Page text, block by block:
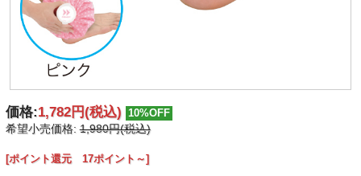
価格:1,782円(税込) 10%OFF
希望小売価格:1,980円(税込)
[ポイント還元 17ポイント～]